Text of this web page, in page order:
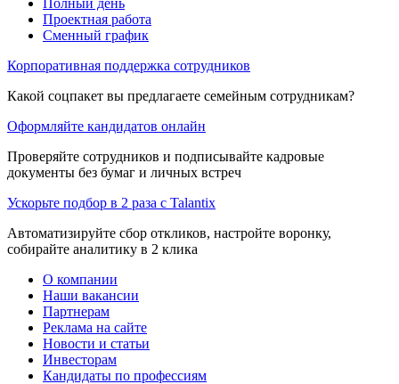
Проектная работа
Сменный график
Корпоративная поддержка сотрудников
Какой соцпакет вы предлагаете семейным сотрудникам?
Оформляйте кандидатов онлайн
Проверяйте сотрудников и подписывайте кадровые
документы без бумаг и личных встреч
Ускорьте подбор в 2 раза с Talantix
Автоматизируйте сбор откликов, настройте воронку,
собирайте аналитику в 2 клика
О компании
Наши вакансии
Партнерам
Реклама на сайте
Новости и статьи
Инвесторам
Кандидаты по профессиям